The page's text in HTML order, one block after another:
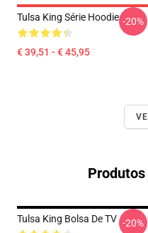
Tulsa King Série Hoodie
€ 39,51 - € 45,95
-20%
Tulsa King Bolsa De TV -20%